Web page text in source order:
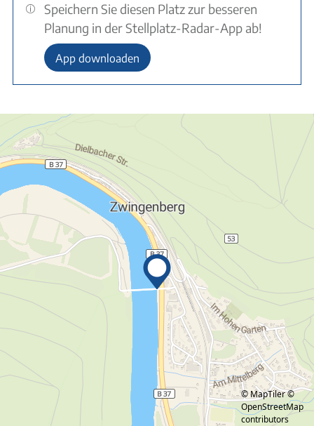
Speichern Sie diesen Platz zur besseren
Planung in der Stellplatz-Radar-App ab!
App downloaden
© MapTiler©
OpenStreetMap
contributors